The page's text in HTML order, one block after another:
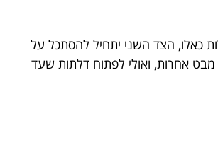
כאלו, הצד השני יתחיל להסתכל על
מבט אחרות, ואולי לפתוח דלתות שעד